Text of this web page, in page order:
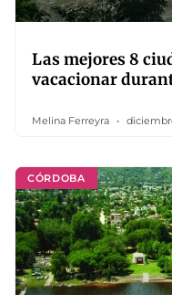
Las mejores 8
vacacionar
Melina Ferreyra
CÓRDOBA